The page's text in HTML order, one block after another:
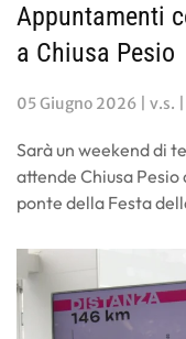
Appuntamenti
a Chiusa Pesio
05 Giugno 2026 | v.s. |
Sarà un weekend di
attende Chiusa Pesio
ponte della Festa